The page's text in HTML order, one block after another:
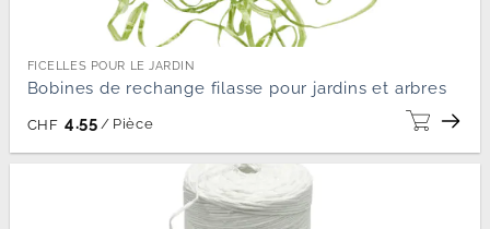
FICELLES POUR LE JARDIN
Bobines de rechange filasse pour jardins et arbres
CHF 4.55 / Pièce